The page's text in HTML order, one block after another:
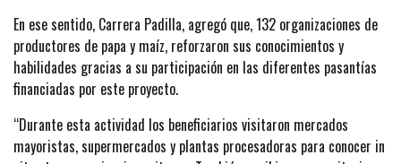
En ese sentido, Carrera Padilla, agregó que, 132 organizaciones de
productores de papa y maíz, reforzaron sus conocimientos y
habilidades gracias a su participación en las diferentes pasantías
financiadas por este proyecto.
“Durante esta actividad los beneficiarios visitaron mercados
mayoristas, supermercados y plantas procesadoras para conocer in